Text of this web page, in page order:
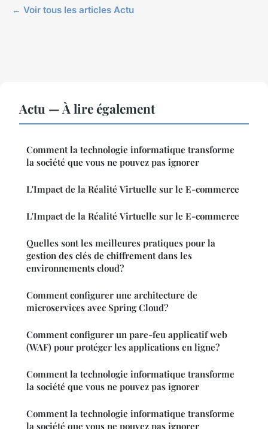
← Voir tous les articles Actu
Actu — À lire également
Comment la technologie informatique transforme
la société que vous ne pouvez pas ignorer
L'Impact de la Réalité Virtuelle sur le E-commerce
L'Impact de la Réalité Virtuelle sur le E-commerce
Quelles sont les meilleures pratiques pour la
gestion des clés de chiffrement dans les
environnements cloud?
Comment configurer une architecture de
microservices avec Spring Cloud?
Comment configurer un pare-feu applicatif web
(WAF) pour protéger les applications en ligne?
Comment la technologie informatique transforme
la société que vous ne pouvez pas ignorer
Comment la technologie informatique transforme
la société que vous ne pouvez pas ignorer